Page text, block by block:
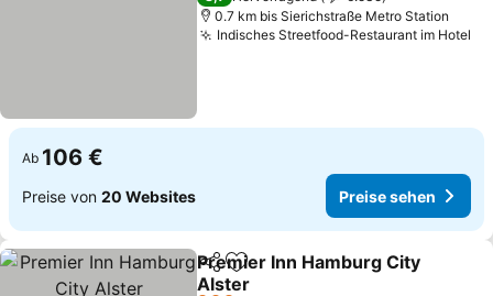
0.7 km bis Sierichstraße Metro Station
Indisches Streetfood-Restaurant im Hotel
Ab 106 €
Preise von 20 Websites Preise sehen
TeilenZu Favoriten hinzufügen
Premier Inn Hamburg City
Alster